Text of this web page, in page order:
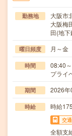
勤務地
大阪市
大阪梅
田(地
曜日頻度 月～金
時間
08:40
プライ
期間 2026
時給 時給
交
全額支